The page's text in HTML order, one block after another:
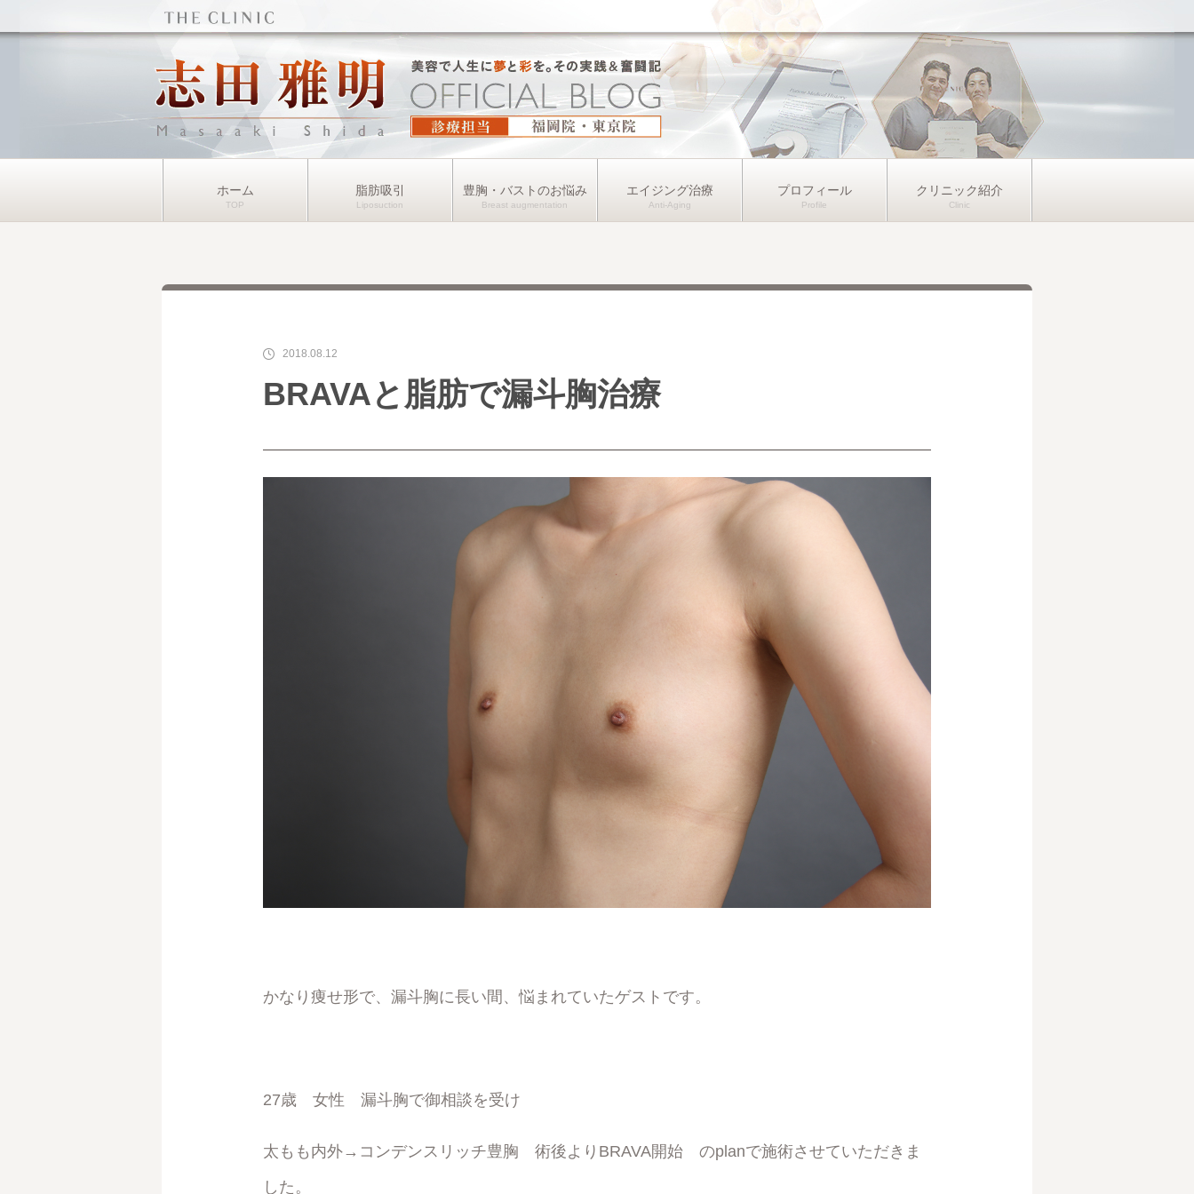
ホーム 脂肪吸引 豊胸・バストのお悩み エイジング治療 プロフィール クリニック紹介
2018.08.12
BRAVAと脂肪で漏斗胸治療
かなり痩せ形で、漏斗胸に長い間、悩まれていたゲストです。
27歳 女性 漏斗胸で御相談を受け
太もも内外→コンデンスリッチ豊胸 術後よりBRAVA開始 のplanで施術させていただきま
した。